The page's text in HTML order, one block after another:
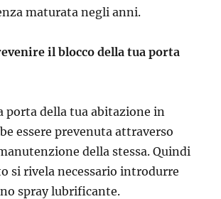
maturata negli anni.
il blocco della tua porta
porta della tua abitazione in
essere prevenuta attraverso
della stessa. Quindi
si rivela necessario introdurre
spray lubrificante.